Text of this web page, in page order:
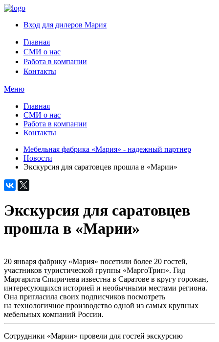
Вход для дилеров Мария
Главная
СМИ о нас
Работа в компании
Контакты
Меню
Главная
СМИ о нас
Работа в компании
Контакты
Мебельная фабрика «Мария» - надежный партнер
Новости
Экскурсия для саратовцев прошла в «Марии»
Экскурсия для саратовцев
прошла в «Марии»
20 января фабрику «Мария» посетили более 20 гостей,
участников туристической группы «МаргоТрип». Гид
Маргарита Спиричева известна в Саратове в кругу горожан,
интересующихся историей и необычными местами региона.
Она пригласила своих подписчиков посмотреть
на технологичное производство одной из самых крупных
мебельных компаний России.
Сотрудники «Марии» провели для гостей экскурсию